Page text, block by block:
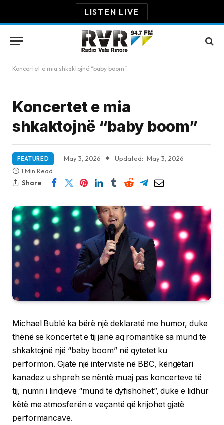
LISTEN LIVE
Koncertet e mia shkaktojnë “baby boom”
Koncertet e mia
shkaktojnë “baby boom”
FEATURED May 3, 2026 Updated: May 3, 2026
1 Min Read
Share
Michael Bublé ka bërë një deklaratë me humor, duke
thënë se koncertet e tij janë aq romantike sa mund të
shkaktojnë një “baby boom” në qytetet ku
performon. Gjatë një interviste në BBC, këngëtari
kanadez u shpreh se nëntë muaj pas koncerteve të
tij, numri i lindjeve “mund të dyfishohet”, duke e lidhur
këtë me atmosferën e veçantë që krijohet gjatë
performancave.